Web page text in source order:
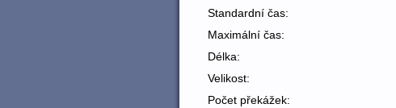
Standardní čas:
Maximální čas:
Délka:
Velikost:
Počet překážek: